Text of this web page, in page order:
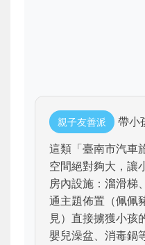
親子友善派
帶小
這類「臺南市汽車
空間絕對夠大，讓
房內設施：溜滑梯
通主題佈置（佩佩
見）直接擄獲小孩
嬰兒澡盆、消毒鍋